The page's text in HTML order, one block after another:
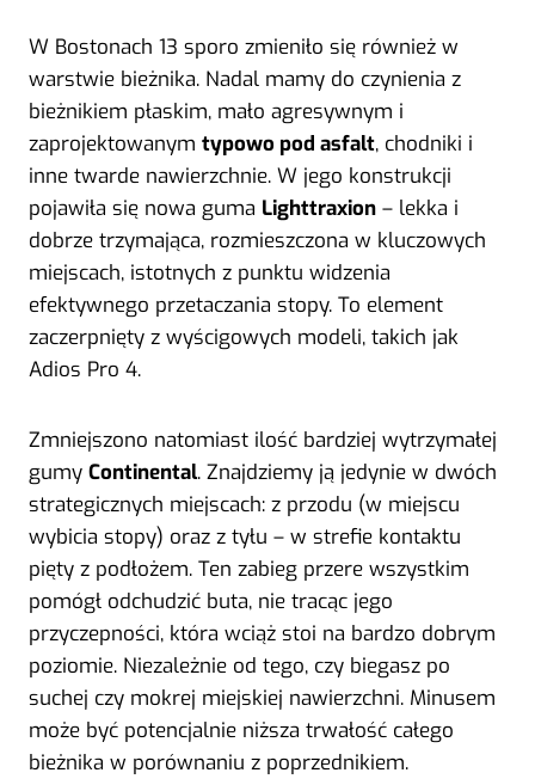
W Bostonach 13 sporo zmieniło się również w
warstwie bieżnika. Nadal mamy do czynienia z
bieżnikiem płaskim, mało agresywnym i
zaprojektowanym typowo pod asfalt, chodniki i
inne twarde nawierzchnie. W jego konstrukcji
pojawiła się nowa guma Lighttraxion – lekka i
dobrze trzymająca, rozmieszczona w kluczowych
miejscach, istotnych z punktu widzenia
efektywnego przetaczania stopy. To element
zaczerpnięty z wyścigowych modeli, takich jak
Adios Pro 4.
Zmniejszono natomiast ilość bardziej wytrzymałej
gumy Continental. Znajdziemy ją jedynie w dwóch
strategicznych miejscach: z przodu (w miejscu
wybicia stopy) oraz z tyłu – w strefie kontaktu
pięty z podłożem. Ten zabieg przere wszystkim
pomógł odchudzić buta, nie tracąc jego
przyczepności, która wciąż stoi na bardzo dobrym
poziomie. Niezależnie od tego, czy biegasz po
suchej czy mokrej miejskiej nawierzchni. Minusem
może być potencjalnie niższa trwałość całego
bieżnika w porównaniu z poprzednikiem.